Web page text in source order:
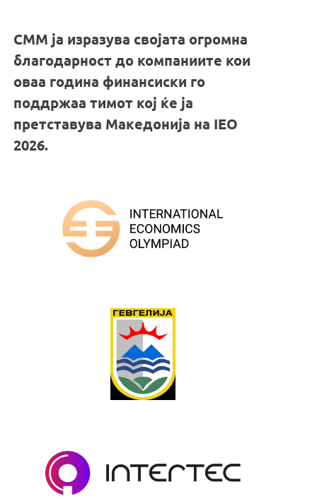
СММ ја изразува својата огромна
благодарност до компаниите кои
оваа година финансиски го
поддржаа тимот кој ќе ја
претставува Македонија на IEO
2026.